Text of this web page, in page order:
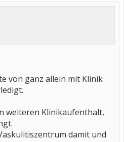
von ganz allein mit Klinik
weiteren Klinikaufenthalt,
damit und